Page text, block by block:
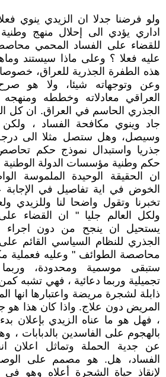
ولو فرضنا جدلا ان الزيدي ينوي
اداري يؤدي الى إحلال منهج
للقضاء على الفساد المحمي
عليه فعلا ؟ وعلى ماذا سيستند
هذه الطفرة الجذرية للعراق،
وعن وتوجهاته شيئا، ولا هو
العراقي معادلاته وخططه ومنهجه
الجذري الحاسم في العراق. ان كل
جاد وينوي مكافحة الفساد ،
وسيصل، وهل ستصل مثلا الى درجة
جذريا واستبدال نموذج حكم
حكم وطنية مؤسسات الدولة الوطنية
ان الحقيقة الوحيدة الملموسة
الخوض في اية تفاصيل في الإجابة
تخبرنا وتقول واضحا لنا وللزيدي
ولكل العالم جليا " ان القضاء
يستحيل ان ينجح من دون اجراء
الجذري للنظام السياسي القائم
محاصصة الطوائف " وعليه فعملية
ستبقى موسمية ومحدودة،
تجميلية وربما دعائية ، فهي تشبه
ذابلة لشجرة مريضة واعتبارها انها
المريض دون علاج. واذا كان هذا هو
، فهل هو ما عناه الزيدي بإعلان
بالهجوم على الفاسدين بالدبابات ،
عن جدية الحملة وتماثل اعلان
الفساد، هل. هو مصمم على
لإنقاذ حياة الشجرة أعلاه وهو في